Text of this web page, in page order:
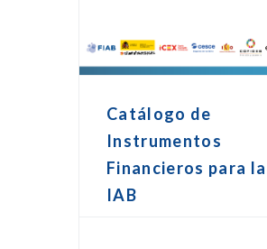
Catálogo de
Instrumentos
Financieros para la
IAB